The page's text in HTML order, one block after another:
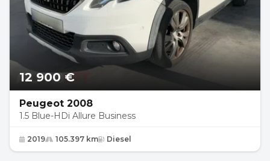
12 900 €
Peugeot 2008
1.5 Blue-HDi Allure Business
2019 105.397 km Diesel